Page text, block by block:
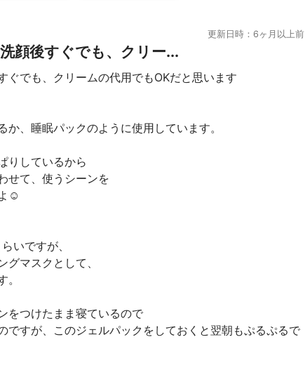
更新日時：6ヶ月以上前
顔後すぐでも、クリー...
ぐでも、クリームの代用でもOKだと思います
、睡眠パックのように使用しています。
りしているから
せて、使うシーンを
☺
いですが、
マスクとして、
をつけたまま寝ているので
ですが、このジェルパックをしておくと翌朝もぷるぷるで